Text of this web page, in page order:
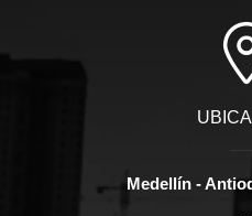
Medellín -